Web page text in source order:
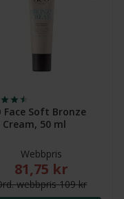
kr. Ordinarie webbpris
Face Soft Bronze
Cream, 50 ml
Webbpris
Nytt reducerat
81,75 kr
webbpris109 kr